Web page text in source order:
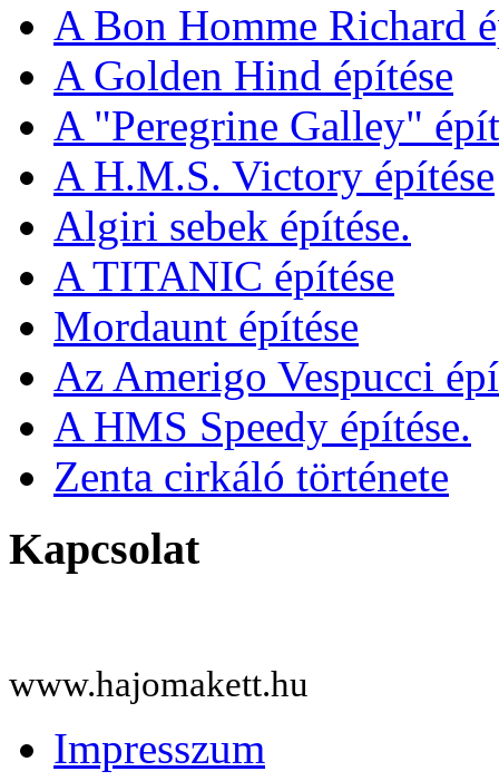
A Bon Homme Richard
A Golden Hind építése
A "Peregrine Galley"
A H.M.S. Victory építése
Algiri sebek építése.
A TITANIC építése
Mordaunt építése
Az Amerigo Vespucci
A HMS Speedy építése.
Zenta cirkáló története
Kapcsolat
www.hajomakett.hu
Impresszum